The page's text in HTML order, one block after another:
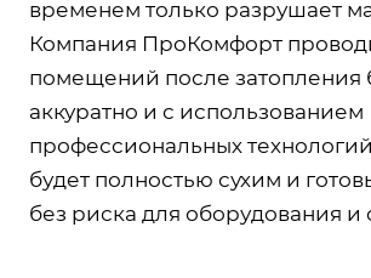
временем только разрушает
Компания ПроКомфорт
помещений после затопления
аккуратно и с использованием
профессиональных
будет полностью сухим и
без риска для оборудования и